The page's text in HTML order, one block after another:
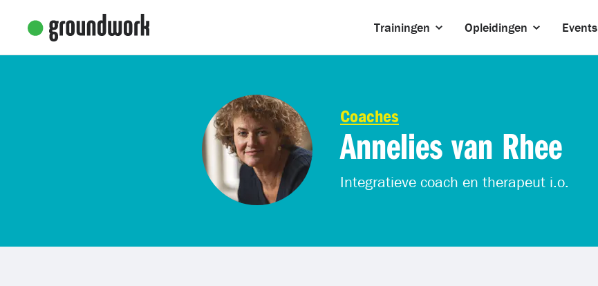
Trainingen Opleidingen Events
Coaches
Annelies van Rhee
Integratieve coach en therapeut i.o.